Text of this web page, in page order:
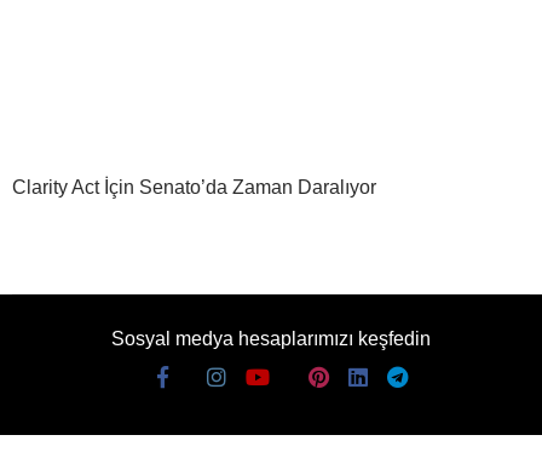
Clarity Act İçin Senato’da Zaman Daralıyor
Sosyal medya hesaplarımızı keşfedin